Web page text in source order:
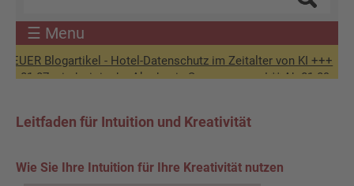
☰ Menu
Blogartikel - Hotel-Datenschutz im Zeitalter von KI +++
sind wir in der Akademie-Sommerpause! ** Ab 01.09. wieder
Leitfaden für Intuition und Kreativität
Wie Sie Ihre Intuition für Ihre Kreativität nutzen